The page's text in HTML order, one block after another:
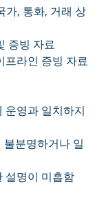
가, 통화, 거래 상
증빙 자료
라인 증빙 자료
운영과 일치하지
분명하거나 일
설명이 미흡함